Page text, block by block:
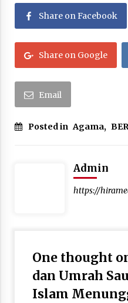
Share on Facebook
Share on Google
Email
Posted in Agama,
Admin
https://
One thought
dan Umrah
Islam